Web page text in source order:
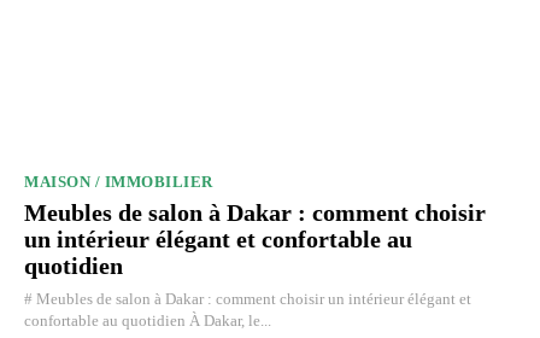
MAISON / IMMOBILIER
Meubles de salon à Dakar : comment choisir
un intérieur élégant et confortable au
quotidien
# Meubles de salon à Dakar : comment choisir un intérieur élégant et
confortable au quotidien À Dakar, le...